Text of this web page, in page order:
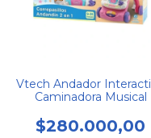
Vtech Andador
Caminadora Musical
$280.000,00